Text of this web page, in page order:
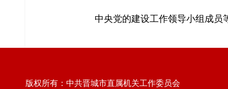
中央党的建设工作领导小组成员
版权所有：中共晋城市直属机关工作委员会